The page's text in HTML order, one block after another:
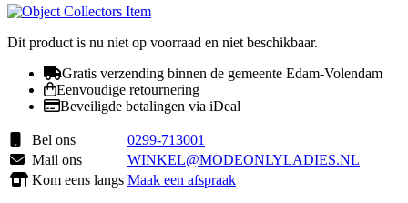
Dit product is nu niet op voorraad en niet beschikbaar.
Gratis verzending binnen de gemeente Edam-Volendam
Eenvoudige retournering
Beveiligde betalingen via iDeal
Bel ons
0299-713001
Mail ons
WINKEL@MODEONLYLADIES.NL
Kom eens langs Maak een afspraak